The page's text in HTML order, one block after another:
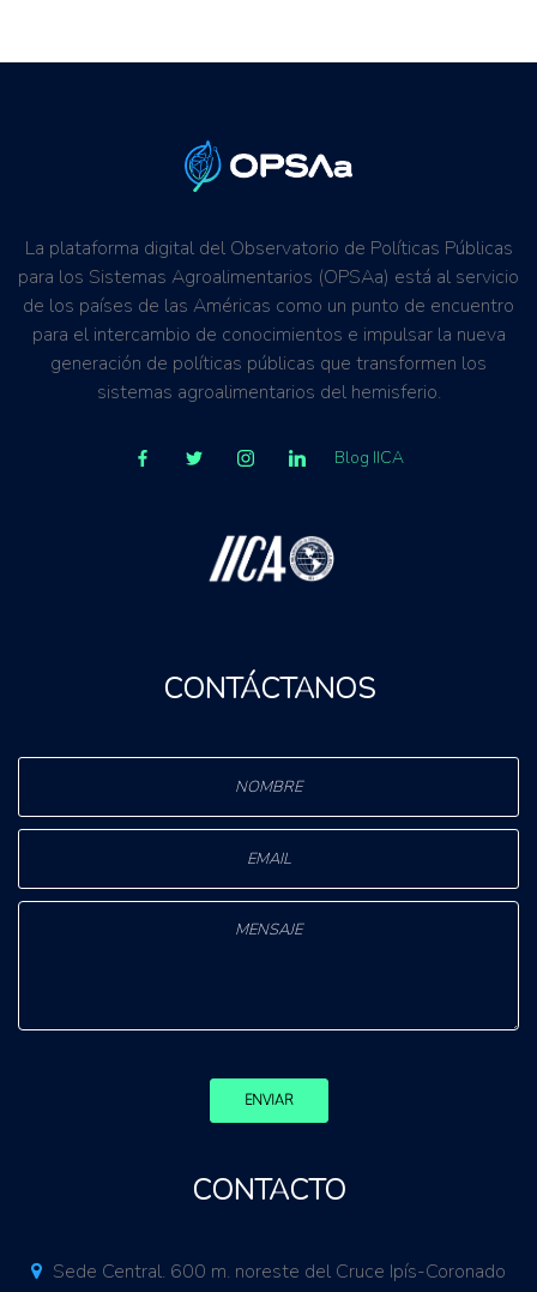
La plataforma digital del Observatorio de Políticas Públicas
para los Sistemas Agroalimentarios (OPSAa) está al servicio
de los países de las Américas como un punto de encuentro
para el intercambio de conocimientos e impulsar la nueva
generación de políticas públicas que transformen los
sistemas agroalimentarios del hemisferio.
Blog IICA
CONTÁCTANOS
ENVIAR
CONTACTO
Sede Central. 600 m. noreste del Cruce Ipís-Coronado